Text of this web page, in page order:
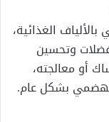
الغذائية،
وتحسين
أو معالجته،
بشكل عام.